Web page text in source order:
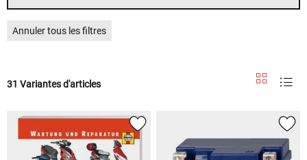
Annuler tous les filtres
31 Variantes d'articles